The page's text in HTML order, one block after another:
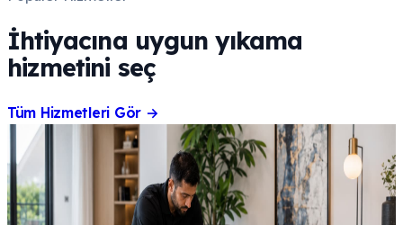
İhtiyacına uygun yıkama
hizmetini seç
Tüm Hizmetleri Gör →